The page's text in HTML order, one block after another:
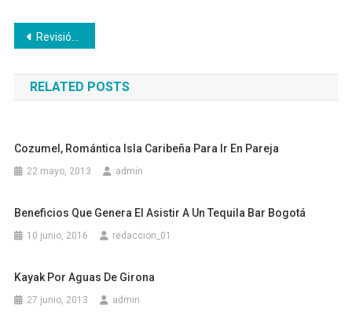
Navegación
de
entradas
Revisión del Bróker Go4Rex: ¿Es Bueno o Malo?
RELATED POSTS
Cozumel, Romántica Isla Caribeña Para Ir En Pareja
22 mayo, 2013 admin
Beneficios Que Genera El Asistir A Un Tequila Bar Bogotá
10 junio, 2016 redaccion_01
Kayak Por Aguas De Girona
27 junio, 2013 admin